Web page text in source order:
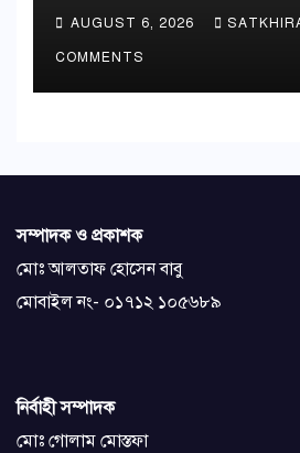
AUGUST 6, 2026
COMMENTS
সম্পাদক ও প্রকাশক
মোঃ আলতাফ হোসেন বাবু
মোবাইল নং- ০১৭১২ ১০৫৬৮৯
নির্বাহী সম্পাদক
মোঃ গোলাম মোস্তফা